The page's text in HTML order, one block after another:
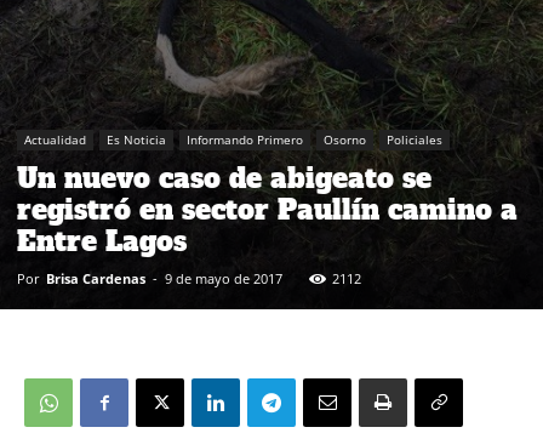
Actualidad Es Noticia Informando Primero Osorno Policiales
Un nuevo caso de abigeato se
registró en sector Paullín camino a
Entre Lagos
Por Brisa Cardenas - 9 de mayo de 2017 2112